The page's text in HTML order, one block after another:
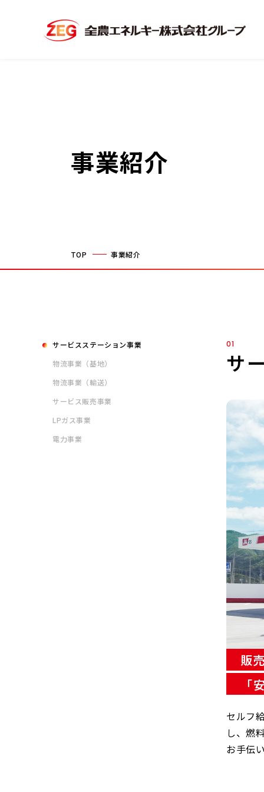
事業紹介
TOP 事業紹介
サービスステーション事業
物流事業（基地）
物流事業（輸送）
サービス販売事業
LPガス事業
電力事業
01
サ
販
「
セルフ
し、燃
お手伝